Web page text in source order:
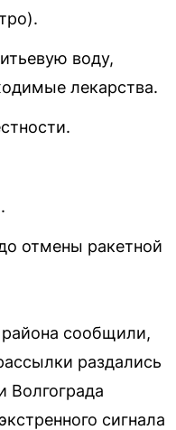
воду,
лекарства.
отмены ракетной
сообщили,
раздались
Волгограда
сигнала